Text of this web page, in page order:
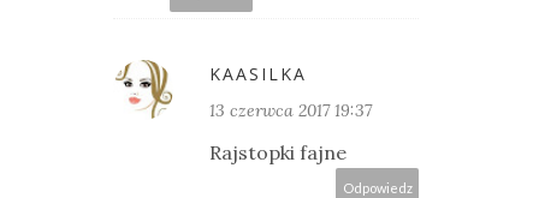
KAASILKA
13 czerwca 2017 19:37
Rajstopki fajne
Odpowiedz